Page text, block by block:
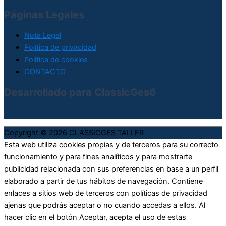
Páginas Legales
Nota Legal
Política de privacidad
Política de cookies
CONTACTO
Desarrollado para ClassicGes6
Copyright © 2026 CLASSICGES TALLER
Esta web utiliza cookies propias y de terceros para su correcto
funcionamiento y para fines analíticos y para mostrarte
publicidad relacionada con sus preferencias en base a un perfil
elaborado a partir de tus hábitos de navegación. Contiene
enlaces a sitios web de terceros con políticas de privacidad
ajenas que podrás aceptar o no cuando accedas a ellos. Al
hacer clic en el botón Aceptar, acepta el uso de estas